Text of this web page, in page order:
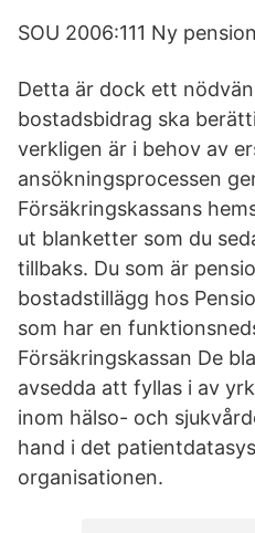
SOU 2006:111 Ny
Detta är dock ett
bostadsbidrag ska
verkligen är i behov av
ansökningsprocessen
Försäkringskassans
ut blanketter som du
tillbaks. Du som är
bostadstillägg hos
som har en
Försäkringskassan De
avsedda att fyllas i av
inom hälso- och
hand i det
organisationen.